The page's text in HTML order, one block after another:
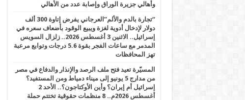
وأهالي جزيرة الوراق وإصابة عدد من الأهالي
“تجارة بالدم والألم”العرجاني يفرض إتاوة 300 ألف
دولار لإدخال أدوية لغزة ويبيع الوقود بأضعاف سعره في
إسرائيل.. الاثنين 3 أغسطس 2026.. زلزال السويس
المدمر مع ساعات الفجر بقوة 5.6 درجات وتوابع مرعبة
تهز المحافظات
المسيّرة تعيد فتح ملف الرصد والإنذار والدفاع في مصر
من مدارج 5 يونيو إلى ميناء دمياط ومن المستفيد؟
إسرائيل أم إيران؟ وأين الأوكتاجون؟.. الأحد 2
أغسطس 2026م.. 8 منظمات حقوقية تختتم حملة